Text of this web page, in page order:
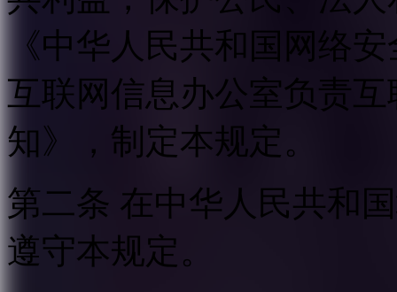
《中华人民共和国网络
互联网信息办公室负责
知》，制定本规定。
第二条 在中华人民共和
遵守本规定。